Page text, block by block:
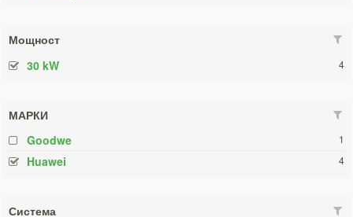
Мощност
30 kW
4
МАРКИ
Goodwe
1
Huawei 4
Система